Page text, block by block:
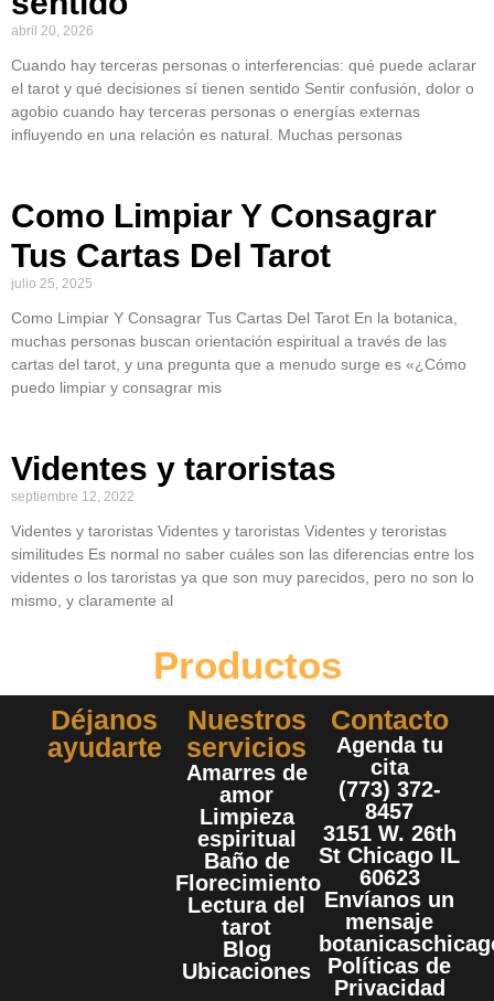
abril 20, 2026
Cuando hay terceras personas o interferencias: qué puede aclarar
el tarot y qué decisiones sí tienen sentido Sentir confusión, dolor o
agobio cuando hay terceras personas o energías externas
influyendo en una relación es natural. Muchas personas
Como Limpiar Y Consagrar
Tus Cartas Del Tarot
julio 25, 2025
Como Limpiar Y Consagrar Tus Cartas Del Tarot En la botanica,
muchas personas buscan orientación espiritual a través de las
cartas del tarot, y una pregunta que a menudo surge es «¿Cómo
puedo limpiar y consagrar mis
Videntes y taroristas
septiembre 12, 2022
Videntes y taroristas Videntes y taroristas Videntes y teroristas
similitudes Es normal no saber cuáles son las diferencias entre los
videntes o los taroristas ya que son muy parecidos, pero no son lo
mismo, y claramente al
Productos
Déjanos
ayudarte
Nuestros
servicios
Amarres de
amor
Limpieza
espiritual
Baño de
Florecimiento
Lectura del
tarot
Blog
Ubicaciones
Contacto
Agenda tu
cita
(773) 372-
8457
3151 W. 26th
St Chicago IL
60623
Envíanos un
mensaje
Políticas de
Privacidad